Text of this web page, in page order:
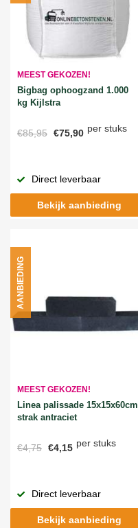
MEEST GEKOZEN!
Bigbag ophoogzand 1.000
kg Kijlstra
€85,95 €75,90 per stuks
Direct leverbaar
Bekijk aanbieding
MEEST GEKOZEN!
Linea palissade 15x15x60cm
strak antraciet
€4,75 €4,15 per stuks
AANBIEDING
Direct leverbaar
Bekijk aanbieding